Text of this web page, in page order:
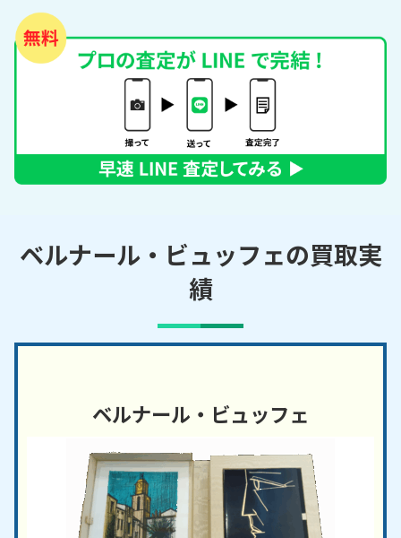
ベルナール・ビュッフェの買取実
績
ベルナール・ビュッフェ